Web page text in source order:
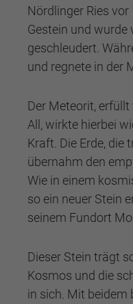
Nördlinger Ries
Gestein und wurde
geschleudert.
und regnete in der
Der Meteorit, erfüllt
All, wirkte hierbei
Kraft. Die Erde, die
übernahm den
Wie in einem
so ein neuer Stein
seinem Fundort
Dieser Stein trägt
Kosmos und die
in sich. Mit beidem